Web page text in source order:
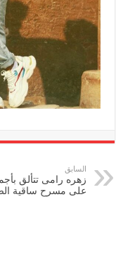
السابق
زهره رامى تتألق
على مسرح ساقية